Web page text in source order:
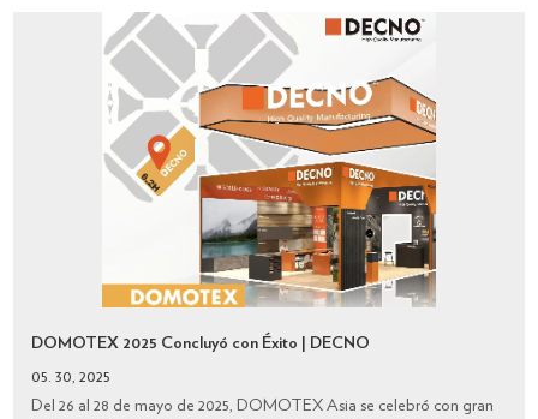
DOMOTEX 2025 Concluyó con Éxito | DECNO
05. 30, 2025
Del 26 al 28 de mayo de 2025, DOMOTEX Asia se celebró con gran